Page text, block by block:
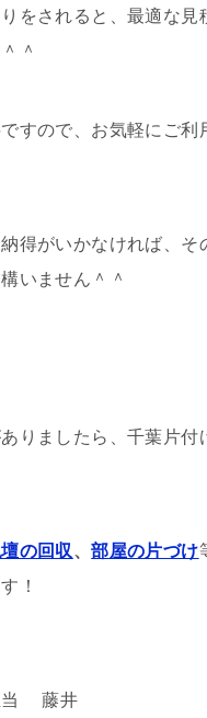
をされると、最適な見
＾
すので、お気軽にご利
得がいかなければ、そ
いません＾＾
りましたら、千葉片付
の回収、部屋の片づけ
！
当 藤井